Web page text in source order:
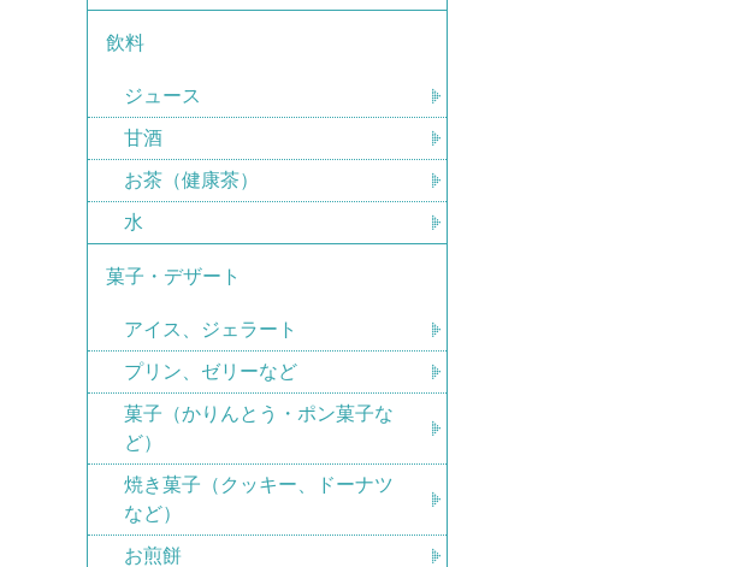
飲料
ジュース
甘酒
お茶（健康茶）
水
菓子・デザート
アイス、ジェラート
プリン、ゼリーなど
菓子（かりんとう・ポン菓子な
ど）
焼き菓子（クッキー、ドーナツ
など）
お煎餅